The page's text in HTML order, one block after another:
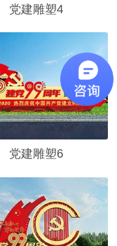
党建雕塑4
党建雕塑6